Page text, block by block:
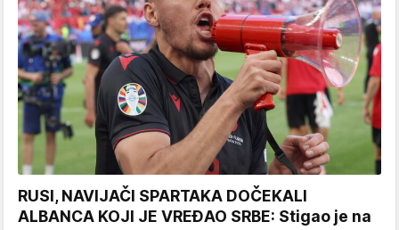
RUSI, NAVIJAČI SPARTAKA DOČEKALI
ALBANCA KOJI JE VREĐAO SRBE: Stigao je na